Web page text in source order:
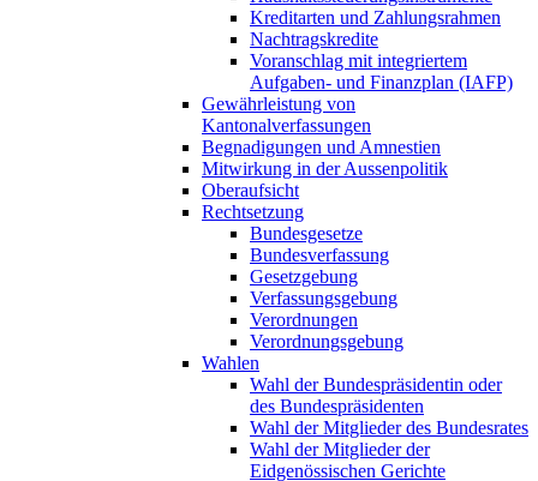
Kreditarten und Zahlungsrahmen
Nachtragskredite
Voranschlag mit integriertem
Aufgaben- und Finanzplan (IAFP)
Gewährleistung von
Kantonalverfassungen
Begnadigungen und Amnestien
Mitwirkung in der Aussenpolitik
Oberaufsicht
Rechtsetzung
Bundesgesetze
Bundesverfassung
Gesetzgebung
Verfassungsgebung
Verordnungen
Verordnungsgebung
Wahlen
Wahl der Bundespräsidentin oder
des Bundespräsidenten
Wahl der Mitglieder des Bundesrates
Wahl der Mitglieder der
Eidgenössischen Gerichte